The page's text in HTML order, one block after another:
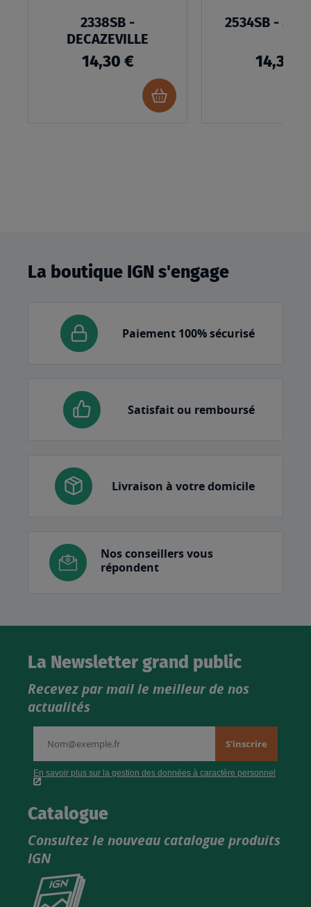
2338SB -
DECAZEVILLE
14,30 €
Ajouter
au
2534SB -
14,30 €
La boutique IGN s'engage
Paiement 100% sécurisé
Satisfait ou remboursé
Livraison à votre domicile
Nos conseillers vous
répondent
La Newsletter grand public
Recevez par mail le meilleur de nos
actualités
Catalogue
Consultez le nouveau catalogue produits
IGN
Consultez